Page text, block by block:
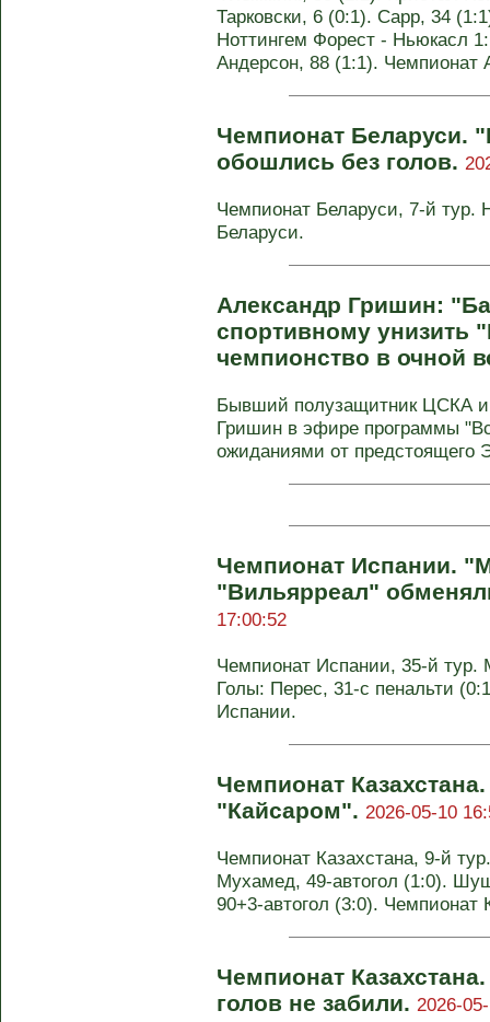
Тарковски, 6 (0:1). Сарр, 34
Ноттингем Форест - Ньюкасл
Андерсон, 88 (1:1). Чемпионат
Чемпионат Беларуси.
обошлись без голов.
Чемпионат Беларуси, 7-й
Беларуси.
Александр Гришин:
спортивному унизить
чемпионство в очной
Бывший полузащитник ЦСКА
Гришин в эфире программы
ожиданиями от предстоящего
Чемпионат Испании.
"Вильярреал"
17:00:52
Чемпионат Испании, 35-й тур.
Голы: Перес, 31-с пенальти
Испании.
Чемпионат
"Кайсаром". 2026-05-10
Чемпионат Казахстана, 9-й
Мухамед, 49-автогол (1:0).
90+3-автогол (3:0). Чемпионат
Чемпионат
голов не забили. 2026-